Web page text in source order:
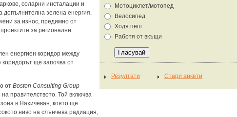
соларни инсталации и
допълнителна зелена енергия,
за износ, предимно от
за регионални
енергиен коридор между
ще започва от
от Boston Consulting Group
правителството. Той включва
в Нахичеван, която ще
ниво на слънчева радиация,
Мотоциклет/мотопед
Велосипед
Ходя пеш
Работя от вкъщи